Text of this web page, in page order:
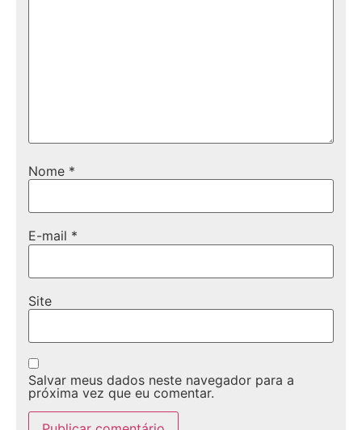
Nome *
E-mail *
Site
Salvar meus dados neste navegador para a
próxima vez que eu comentar.